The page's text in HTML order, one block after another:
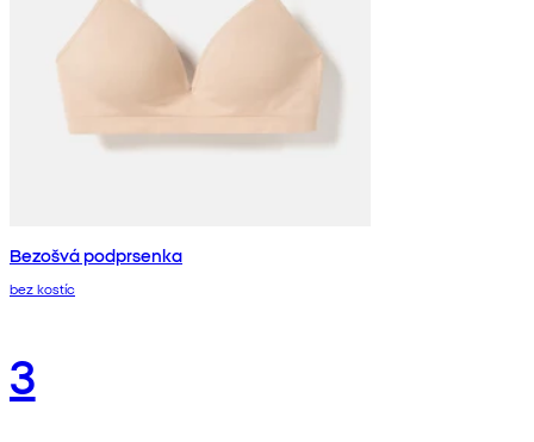
Bezošvá podprsenka
bez kostíc
3